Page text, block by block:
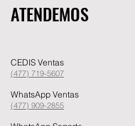
ATENDEMOS
CEDIS Ventas
(477) 719-5607
WhatsApp Ventas
(477) 909-2855